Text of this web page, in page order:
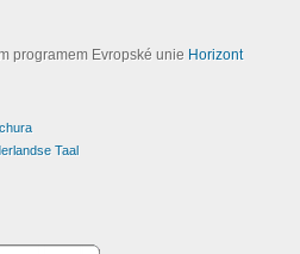
programem Evropské unie Horizont
Taal